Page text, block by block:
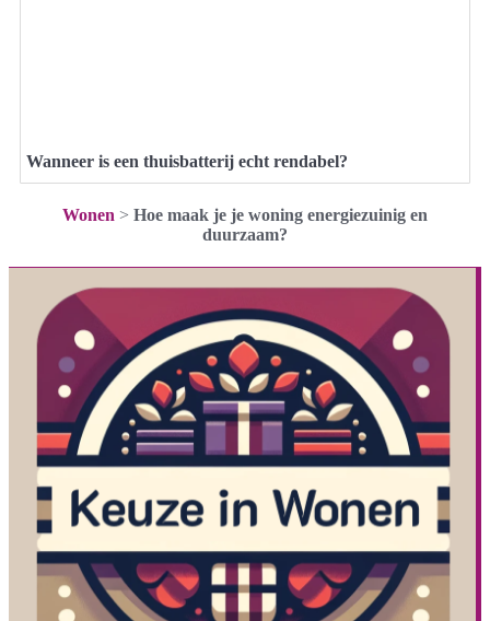
Wanneer is een thuisbatterij echt rendabel?
Wonen > Hoe maak je je woning energiezuinig en
duurzaam?